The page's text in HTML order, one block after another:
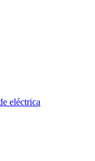
eléctrica